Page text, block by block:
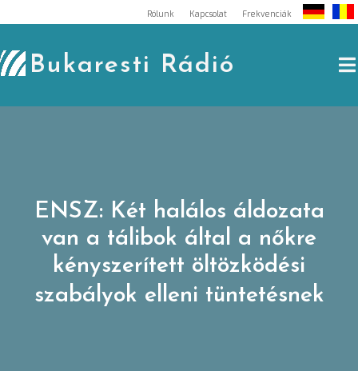
to
content
Rólunk Kapcsolat Frekvenciák
Bukaresti Rádió
ENSZ: Két halálos áldozata
van a tálibok által a nőkre
kényszerített öltözködési
szabályok elleni tüntetésnek